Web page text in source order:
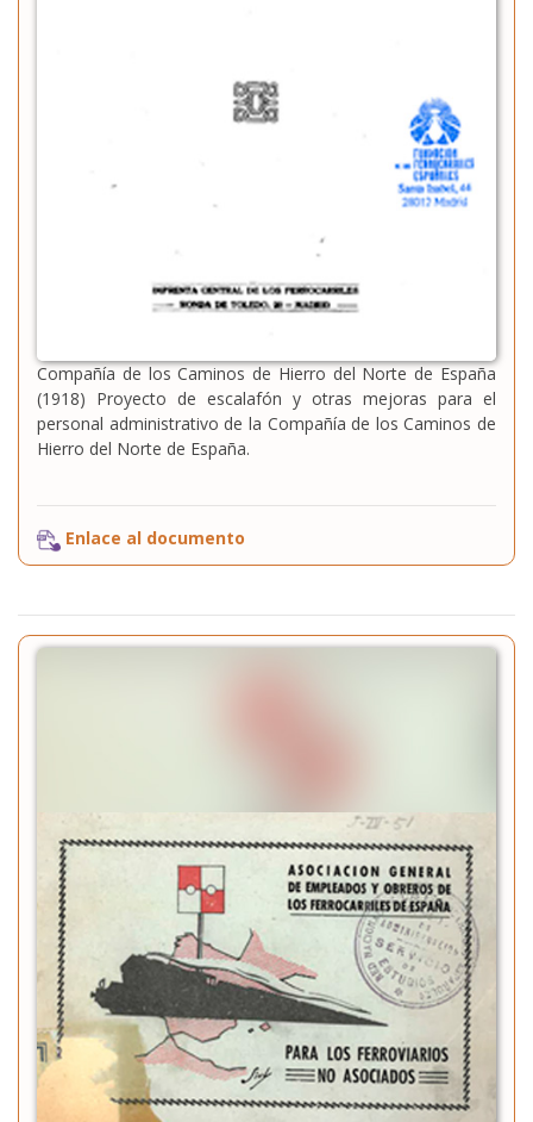
Compañía de los Caminos de Hierro del Norte de España
(1918) Proyecto de escalafón y otras mejoras para el
personal administrativo de la Compañía de los Caminos de
Hierro del Norte de España.
Enlace al documento